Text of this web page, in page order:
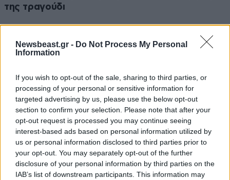
Newsbeast.gr - Do Not Process My Personal
Information
If you wish to opt-out of the sale, sharing to third parties, or
processing of your personal or sensitive information for
targeted advertising by us, please use the below opt-out
section to confirm your selection. Please note that after your
opt-out request is processed you may continue seeing
interest-based ads based on personal information utilized by
us or personal information disclosed to third parties prior to
your opt-out. You may separately opt-out of the further
disclosure of your personal information by third parties on the
IAB’s list of downstream participants. This information may
της τραγούδι